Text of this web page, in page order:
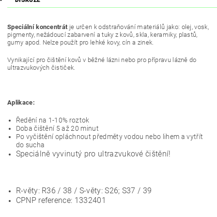
Speciální koncentrát je určen k odstraňování materiálů jako: olej, vosk,
pigmenty, nežádoucí zabarvení a tuky z kovů, skla, keramiky, plastů,
gumy apod. Nelze použít pro lehké kovy, cín a zinek.
Vynikající pro čištění kovů v běžné lázni nebo pro přípravu lázně do
ultrazvukových čističek.
Aplikace:
Ředění na 1-10% roztok
Doba čištění 5 až 20 minut
Po vyčištění opláchnout předměty vodou nebo lihem a vytřít
do sucha
Speciálně vyvinutý pro ultrazvukové čištění!
R-věty: R36 / 38 / S-věty: S26; S37 / 39
CPNP reference: 1332401